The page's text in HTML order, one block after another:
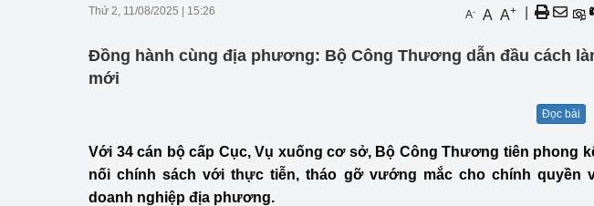
Hoạt động của Lãnh đạo Bộ
mại, Dịch vụ Việt Nam 2026
Công Thương - Công luận
Họp báo
Thứ 2, 11/08/2025 15:26 A- A A+
Đồng hành cùng địa phương: Bộ Công Thương dẫn đầu cách
mới
Đọc bài
Với 34 cán bộ cấp Cục, Vụ xuống cơ sở, Bộ Công Thương tiên phong
nối chính sách với thực tiễn, tháo gỡ vướng mắc cho chính quyền
doanh nghiệp địa phương.